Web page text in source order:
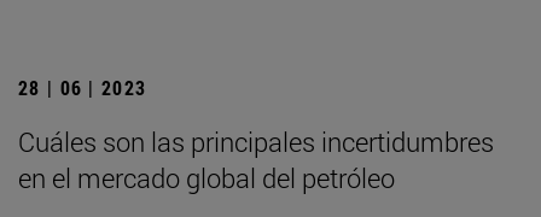
28 | 06 | 2023
Cuáles son las principales incertidumbres
en el mercado global del petróleo